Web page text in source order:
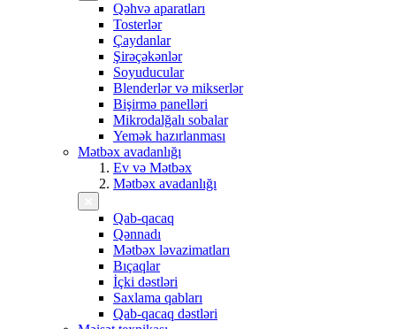
Qəhvə aparatları
Tosterlər
Çaydanlar
Şirəçəkənlər
Soyuducular
Blenderlər və mikserlər
Bişirmə panelləri
Mikrodalğalı sobalar
Yemək hazırlanması
Mətbəx avadanlığı
Ev və Mətbəx
Mətbəx avadanlığı
Qab-qacaq
Qənnadı
Mətbəx ləvazimatları
Bıçaqlar
İçki dəstləri
Saxlama qabları
Qab-qacaq dəstləri